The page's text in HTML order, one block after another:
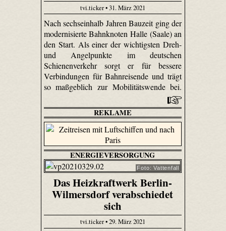
tvi.ticker • 31. März 2021
Nach sechseinhalb Jahren Bauzeit ging der
modernisierte Bahnknoten Halle (Saale) an
den Start. Als einer der wichtigsten Dreh-
und Angelpunkte im deutschen
Schienenverkehr sorgt er für bessere
Verbindungen für Bahnreisende und trägt
so maßgeblich zur Mobilitätswende bei.
REKLAME
ENERGIEVERSORGUNG
Foto: Vattenfall
Das Heizkraftwerk Berlin-
Wilmersdorf verabschiedet
sich
tvi.ticker • 29. März 2021